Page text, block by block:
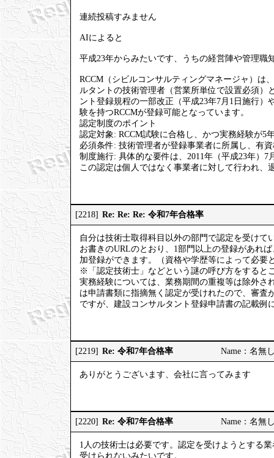
連続投稿すみません
AIによると
平成23年からみたいです、うちの経営陣や管理職
RCCM（シビルコンサルティングマネージャ）は
ルタントの技術管理者（営業所単位で設置必須
ント登録規程の一部改正（平成23年7月1日施行）
験を持つRCCMが登録可能となっています。
認定制度のポイント
認定対象: RCCM試験に合格し、かつ実務経験が5
必須条件: 技術管理者が登録事業者に所属し、有
制度施行: 具体的な要件は、2011年（平成23年）
この認定は個人ではなく事業者に対して行われ、
[2218] Re: Re: Re: 令和7年合格率
自分は技術士取得科目以外の部門で認定を受けて
お書きのURLのとおり、1部門以上の登録があれ
加登録ができます。（資格や学歴等によって必要
※「認定技術士」などという謎の呼び方をすると
実務経験については、業務期間の重複等は除外さ
は申請書類に指摘無く認定が受けれたので、審査
ですが、建設コンサルタント登録申請書の記載
[2219] Re: 令和7年合格率 Name：名無
ありがとうございます、会社に言ってみます
[2220] Re: 令和7年合格率 Name：名無
1人の技術士は必要です。認定を受けようとする
受けられないみたいです。